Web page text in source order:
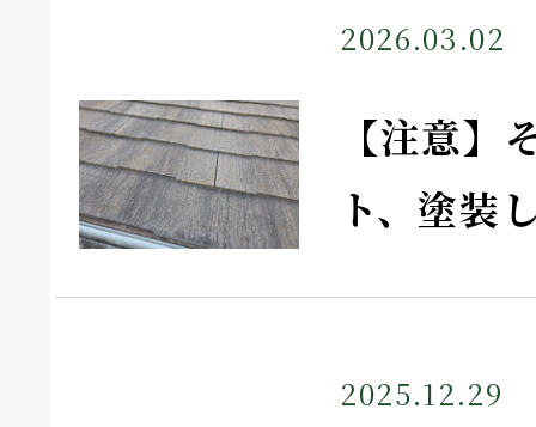
2026.03.02
【注意】
ト、塗装
2025.12.29